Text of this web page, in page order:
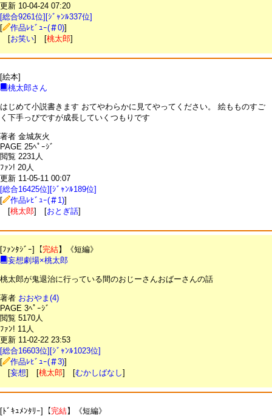
更新 10-04-24 07:20
[総合9261位][ｼﾞｬﾝﾙ337位]
[
作品ﾚﾋﾞｭｰ(＃0)]
[お笑い] [桃太郎]
[絵本]
桃太郎さん
はじめて小説書きます おてやわらかに見てやってください。 絵もものすご
く下手っぴですが成長していくつもりです
著者 金城灰火
PAGE 25ﾍﾟｰｼﾞ
閲覧 2231人
ﾌｧﾝ! 20人
更新 11-05-11 00:07
[総合16425位][ｼﾞｬﾝﾙ189位]
[
作品ﾚﾋﾞｭｰ(＃1)]
[桃太郎] [おとぎ話]
[ﾌｧﾝﾀｼﾞｰ]【完結】《短編》
妄想劇場×桃太郎
桃太郎が鬼退治に行っている間のおじーさんおばーさんの話
著者 おおやま(4)
PAGE 3ﾍﾟｰｼﾞ
閲覧 5170人
ﾌｧﾝ! 11人
更新 11-02-22 23:53
[総合16603位][ｼﾞｬﾝﾙ1023位]
[
作品ﾚﾋﾞｭｰ(＃3)]
[妄想] [桃太郎] [むかしばなし]
[ﾄﾞｷｭﾒﾝﾀﾘｰ]【完結】《短編》